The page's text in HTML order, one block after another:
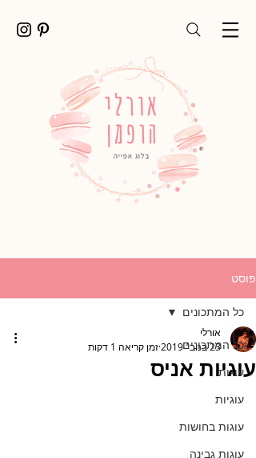
פוסט
כל המתכונים
עוגות
עוגיות
עוגות בחושות
עוגות גבינה
כל המתכונים
עוגיות אניס
אורלי
23 בנוב׳ 2019
זמן קריאה 1 דקות